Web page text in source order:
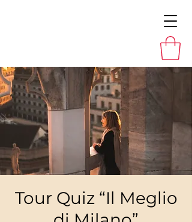
Tour Quiz “Il Meglio